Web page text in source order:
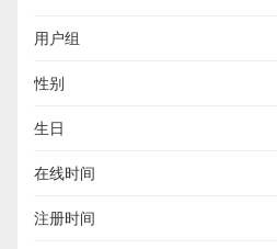
用户组
性别
生日
在线时间
注册时间